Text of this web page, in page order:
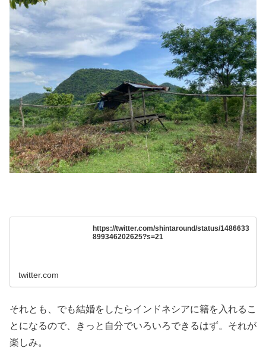
https://twitter.com/shintaround/status/1486633
899346202625?s=21
twitter.com
それとも、でも結婚をしたらインドネシアに籍を入れるこ
とになるので、きっと自分でいろいろできるはず。それが
楽しみ。